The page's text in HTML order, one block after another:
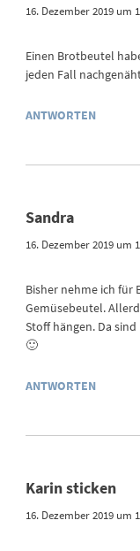
16. Dezember 2019 um
Einen Brotbeutel
jeden Fall
ANTWORTEN
Sandra
16. Dezember 2019 um
Bisher nehme ich
Gemüsebeutel.
Stoff hängen. Da
🙂
ANTWORTEN
Karin sticken
16. Dezember 2019 um